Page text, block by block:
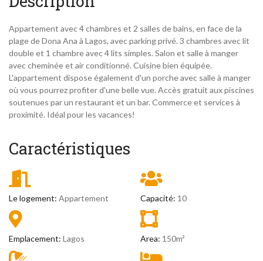
Appartement avec 4 chambres et 2 salles de bains, en face de la
plage de Dona Ana à Lagos, avec parking privé. 3 chambres avec lit
double et 1 chambre avec 4 lits simples. Salon et salle à manger
avec cheminée et air conditionné. Cuisine bien équipée.
L'appartement dispose également d'un porche avec salle à manger
où vous pourrez profiter d'une belle vue. Accès gratuit aux piscines
soutenues par un restaurant et un bar. Commerce et services à
proximité. Idéal pour les vacances!
Caractéristiques
Le logement: Appartement Capacité: 10
Emplacement: Lagos Area: 150m²